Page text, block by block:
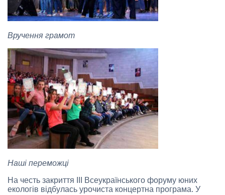
Вручення грамот
Наші переможці
На честь закриття ІІІ Всеукраїнського форуму юних
екологів відбулась урочиста концертна програма. У